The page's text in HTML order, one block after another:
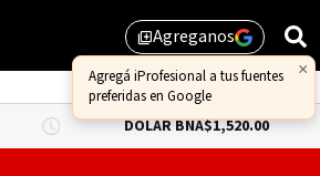
library_addAgreganos
×
Agregá iProfesional a tus fuentes
preferidas en Google
DÓLAR BNA$1,520.00